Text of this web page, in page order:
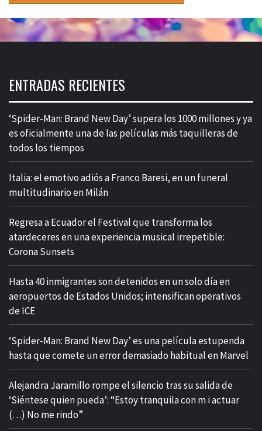
ENTRADAS RECIENTES
‘Spider-Man: Brand New Day’ supera los 1000 millones y ya
es oficialmente una de las películas más taquilleras de
todos los tiempos
Italia: el emotivo adiós a Franco Baresi, en un funeral
multitudinario en Milán
Regresa a Ecuador el Festival que transforma los
atardeceres en una experiencia musical irrepetible:
Corona Sunsets
Hasta 40 inmigrantes son detenidos en un solo día en
aeropuertos de Estados Unidos; intensifican operativos
de ICE
‘Spider-Man: Brand New Day’ es una película estupenda
hasta que comete un error demasiado habitual en Marvel
​Alejandra Jaramillo rompe el silencio tras su salida de
‘Siéntese quien pueda’: “Estoy tranquila con m i actuar
(…) No me rindo”